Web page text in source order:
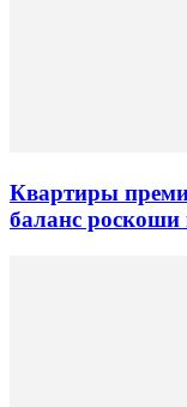
Квартиры
баланс